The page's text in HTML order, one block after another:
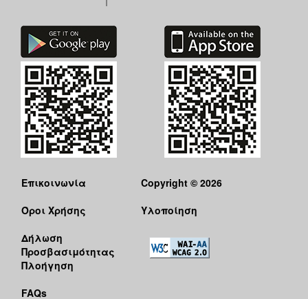
Επικοινωνία
Όροι Χρήσης
Δήλωση
Προσβασιμότητας
Πλοήγηση
FAQs
Copyright © 2026
Υλοποίηση